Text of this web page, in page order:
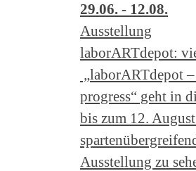
29.06. - 12.08.
Ausstellung
laborARTdepot:
„laborARTdepot
progress“ geht in
bis zum 12.
Ausstellung zu